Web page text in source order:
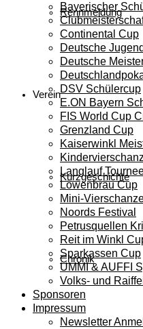
Rennmeldung
Verein
Kurzgeschichte
Chronik
Bayerischer
Continental Cup
Deutsche
Deutsche
DSV Schülercup
E.ON Bayern
FIS World Cup
Grenzland Cup
Kaiserwinkl
Langlauf
Löwenbräu Cup
Mini-
Noords Festival
Petrusquellen
Reit im Winkl
Sparkassen Cup
UMMI & AUFFI
Volks- und
Sponsoren
Impressum
Newsletter